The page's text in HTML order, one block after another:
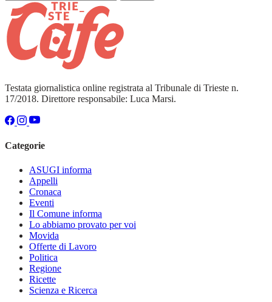
Testata giornalistica online registrata al Tribunale di Trieste n.
17/2018. Direttore responsabile: Luca Marsi.
Categorie
ASUGI informa
Appelli
Cronaca
Eventi
Il Comune informa
Lo abbiamo provato per voi
Movida
Offerte di Lavoro
Politica
Regione
Ricette
Scienza e Ricerca